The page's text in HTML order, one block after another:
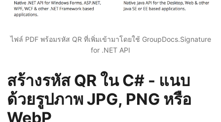
ไฟล์ PDF พร้อมรหัส QR ที่เพิ่มเข้ามาโดยใช้ GroupDocs.Signature
for .NET API
สร้างรหัส QR ใน C# - แนบ
ด้วยรูปภาพ JPG, PNG หรือ
WebP